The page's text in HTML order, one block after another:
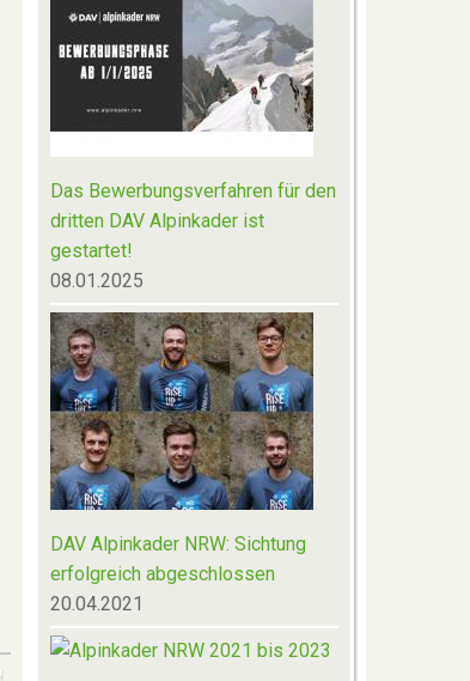
Das Bewerbungsverfahren für den
dritten DAV Alpinkader ist
gestartet!
08.01.2025
DAV Alpinkader NRW: Sichtung
erfolgreich abgeschlossen
20.04.2021